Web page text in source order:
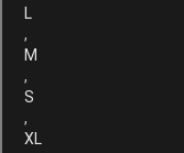
L
,
M
,
S
,
XL